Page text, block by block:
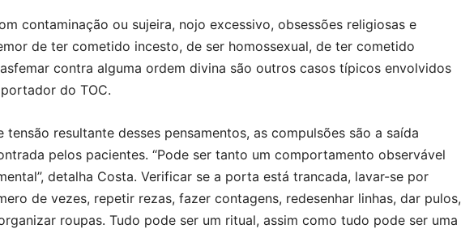
contaminação ou sujeira, nojo excessivo, obsessões religiosas e
de ter cometido incesto, de ser homossexual, de ter cometido
contra alguma ordem divina são outros casos típicos envolvidos
do TOC.
tensão resultante desses pensamentos, as compulsões são a saída
pelos pacientes. “Pode ser tanto um comportamento observável
detalha Costa. Verificar se a porta está trancada, lavar-se por
de vezes, repetir rezas, fazer contagens, redesenhar linhas, dar pulos,
roupas. Tudo pode ser um ritual, assim como tudo pode ser uma